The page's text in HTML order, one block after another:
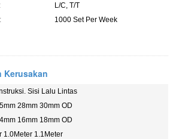
L/C, T/T
1000 Set Per Week
Kerusakan
Sisi Lalu Lintas
28mm 30mm OD
16mm 18mm OD
1.0Meter 1.1Meter